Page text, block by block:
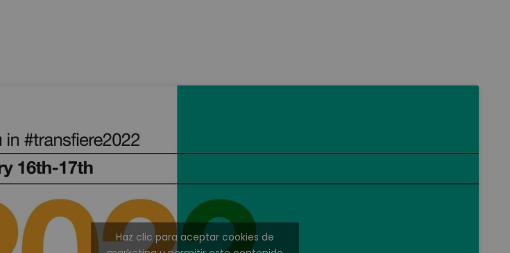
Haz clic para aceptar cookies de